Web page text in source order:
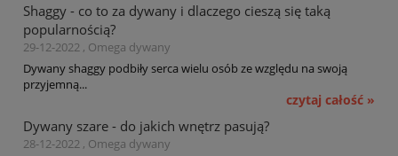
Shaggy - co to za dywany i dlaczego cieszą się taką
popularnością?
29-12-2022 , Omega dywany
Dywany shaggy podbiły serca wielu osób ze względu na swoją
przyjemną...
czytaj całość »
Dywany szare - do jakich wnętrz pasują?
28-12-2022 , Omega dywany